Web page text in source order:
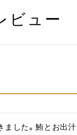
ビュー
した。鮪とお出